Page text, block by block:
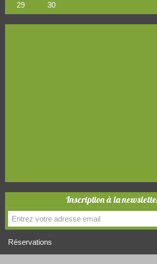
29 30
Inscription à la
Réservations